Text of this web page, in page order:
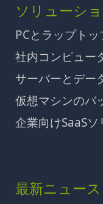
ソリューシ
PCとラップト
社内コンピュー
サーバーとデー
仮想マシンのバ
企業向けSaaS
最新ニュース